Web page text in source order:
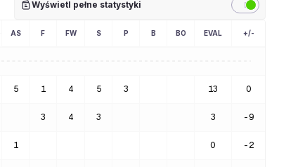
Wyświetl pełne statystyki
AS F FW S P B BO EVAL
+/-
5 1 4 5 3 13 0
3 4 3 3 -9
1 0 -2